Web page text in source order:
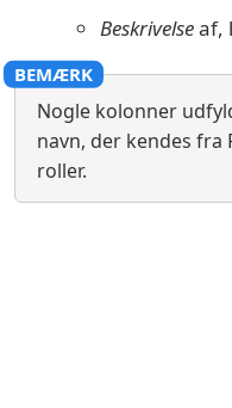
Beskrivelseaf,
Nogle kolonner
navn, der kendes fra
roller.